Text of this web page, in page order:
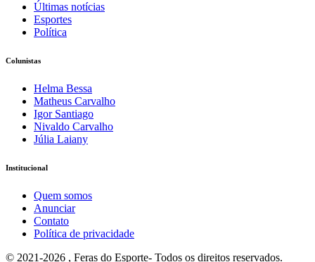
Últimas notícias
Esportes
Política
Colunistas
Helma Bessa
Matheus Carvalho
Igor Santiago
Nivaldo Carvalho
Júlia Laiany
Institucional
Quem somos
Anunciar
Contato
Política de privacidade
© 2021-2026 , Feras do Esporte- Todos os direitos reservados.